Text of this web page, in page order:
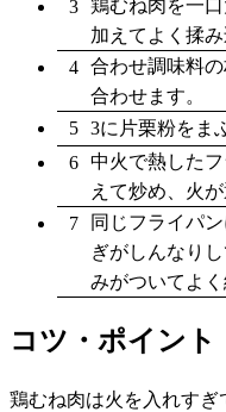
3 鶏むね肉を一
加えてよく揉
4 合わせ調味料
合わせます。
5 3に片栗粉をま
6 中火で熱した
えて炒め、火
7
同じフライパ
ぎがしんなり
みがついてよ
コツ・ポイント
鶏むね肉は火を入れすぎ